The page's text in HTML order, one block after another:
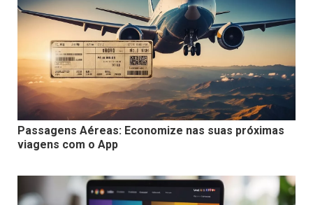
Passagens Aéreas: Economize nas suas próximas
viagens com o App